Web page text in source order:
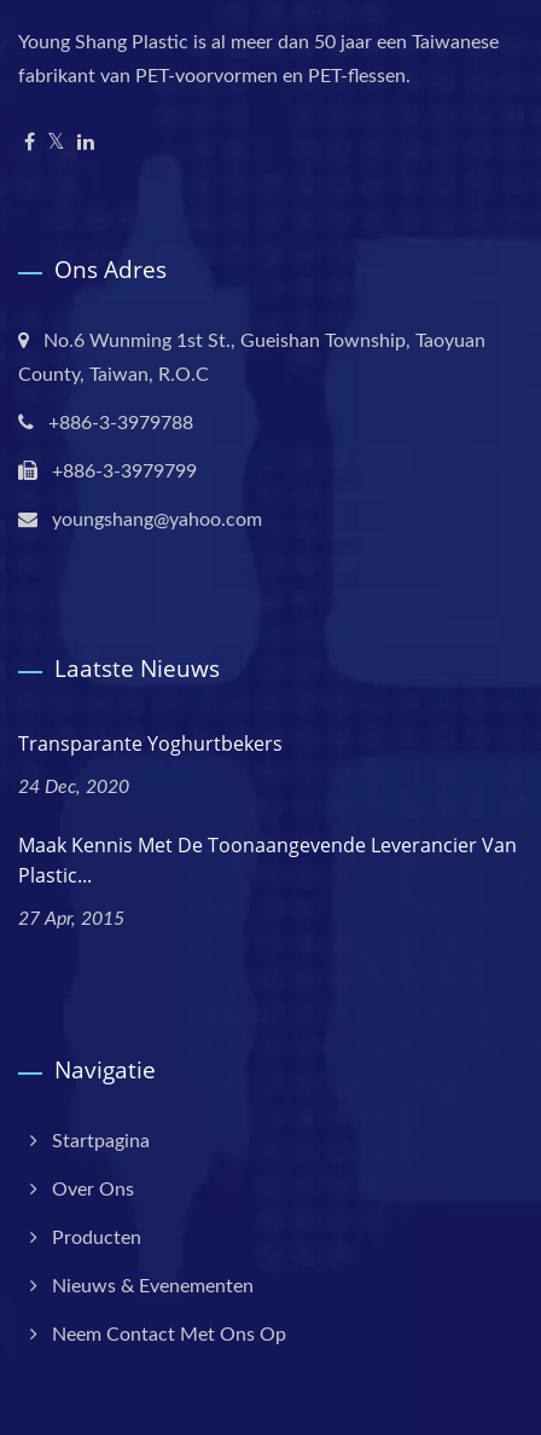
Young Shang Plastic is al meer dan 50 jaar een Taiwanese
fabrikant van PET-voorvormen en PET-flessen.
Ons Adres
No.6 Wunming 1st St., Gueishan Township, Taoyuan
County, Taiwan, R.O.C
+886-3-3979788
+886-3-3979799
youngshang@yahoo.com
Laatste Nieuws
Transparante Yoghurtbekers
24 Dec, 2020
Maak Kennis Met De Toonaangevende Leverancier Van
Plastic...
27 Apr, 2015
Navigatie
Startpagina
Over Ons
Producten
Nieuws & Evenementen
Neem Contact Met Ons Op